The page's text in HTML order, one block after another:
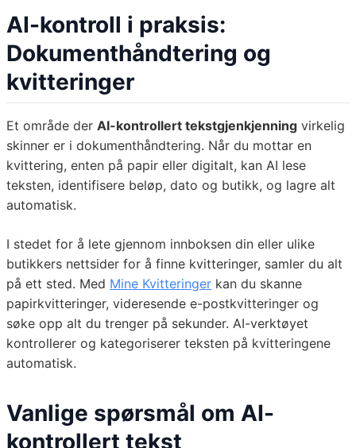
AI-kontroll i praksis:
Dokumenthåndtering og
kvitteringer
Et område der AI-kontrollert tekstgjenkjenning virkelig
skinner er i dokumenthåndtering. Når du mottar en
kvittering, enten på papir eller digitalt, kan AI lese
teksten, identifisere beløp, dato og butikk, og lagre alt
automatisk.
I stedet for å lete gjennom innboksen din eller ulike
butikkers nettsider for å finne kvitteringer, samler du alt
på ett sted. Med Mine Kvitteringer kan du skanne
papirkvitteringer, videresende e-postkvitteringer og
søke opp alt du trenger på sekunder. AI-verktøyet
kontrollerer og kategoriserer teksten på kvitteringene
automatisk.
Vanlige spørsmål om AI-
kontrollert tekst